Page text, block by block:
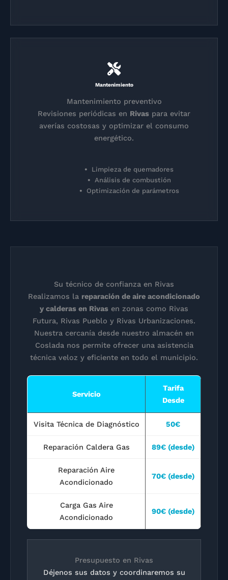
Mantenimiento
Mantenimiento preventivo
Revisiones periódicas en Rivas para evitar
averías costosas y optimizar el consumo
energético.
Limpieza de quemadores
Análisis de combustión
Optimización de parámetros
Su técnico de confianza en Rivas
Realizamos la reparación de aire acondicionado
y calderas en Rivas en zonas como Rivas
Futura, Rivas Pueblo y Rivas Urbanizaciones.
Nuestra cercanía desde nuestro almacén en
Coslada nos permite ofrecer una asistencia
técnica veloz y eficiente en todo el municipio.
Servicio
Tarifa
Desde
Visita Técnica de Diagnóstico 50€
Reparación Caldera Gas 89€ (desde)
Reparación Aire
Acondicionado
70€ (desde)
Carga Gas Aire
Acondicionado
90€ (desde)
Presupuesto en Rivas
Déjenos sus datos y coordinaremos su